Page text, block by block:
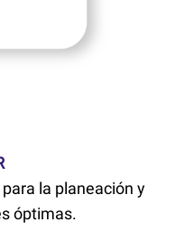
la planeación y
óptimas.